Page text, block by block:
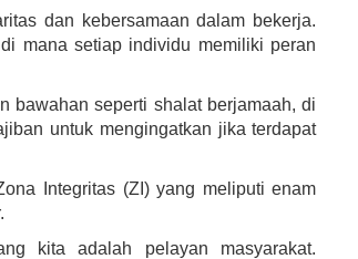
dan kebersamaan dalam bekerja.
mana setiap individu memiliki peran
bawahan seperti shalat berjamaah, di
untuk mengingatkan jika terdapat
Integritas (ZI) yang meliputi enam
kita adalah pelayan masyarakat.